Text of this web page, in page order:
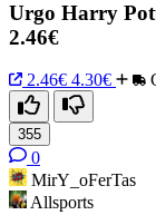
Urgo Harry
2.46€
2.46€ 4.30€
355
0
MirY_oFerTas
Allsports